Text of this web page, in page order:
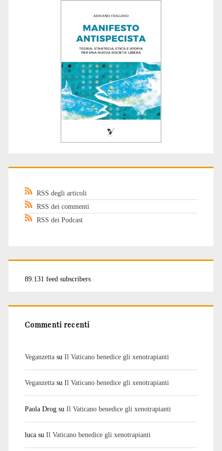
RSS degli articoli
RSS dei commenti
RSS dei Podcast
89.131 feed subscribers
Commenti recenti
Veganzettasu Il Vaticano benedice gli xenotrapianti
Veganzettasu Il Vaticano benedice gli xenotrapianti
Paola Drogsu Il Vaticano benedice gli xenotrapianti
lucasu Il Vaticano benedice gli xenotrapianti